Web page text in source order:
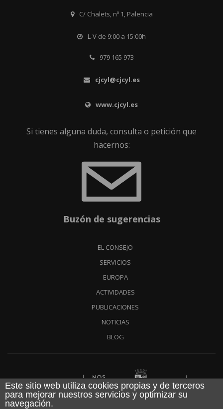
C/ Chalets, nº 1, Palencia
L-V de 9:00 a 15:00h
979 165 973
cjcyl@cjcyl.es
www.cjcyl.es
Si tienes alguna duda, consulta o petición que
hacernos:
Buzón de sugerencias
EL CONSEJO
SERVICIOS
EUROPA
ACTIVIDADES
PUBLICACIONES
NOTICIAS
BLOG
Financiado por
Este sitio web utiliza cookies propias y de terceros
para mejorar nuestros servicios y optimizar su
navegación.